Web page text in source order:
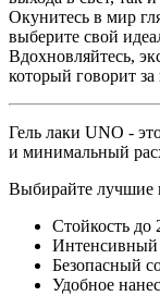
Окунитесь в мир
выберите свой
Вдохновляйтесь,
который говорит за
Гель лаки UNO -
и минимальный
Выбирайте лучшие
Стойкость до
Интенсивный
Безопасный
Удобное